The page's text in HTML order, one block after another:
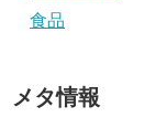
食品
メタ情報